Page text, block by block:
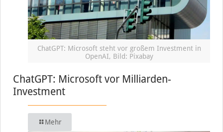
ChatGPT: Microsoft steht vor großem Investment in
OpenAI, Bild: Pixabay
ChatGPT: Microsoft vor Milliarden-
Investment
Mehr